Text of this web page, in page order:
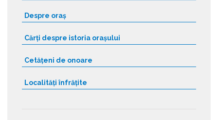
Despre oraș
Cărți despre istoria orașului
Cetățeni de onoare
Localități înfrățite